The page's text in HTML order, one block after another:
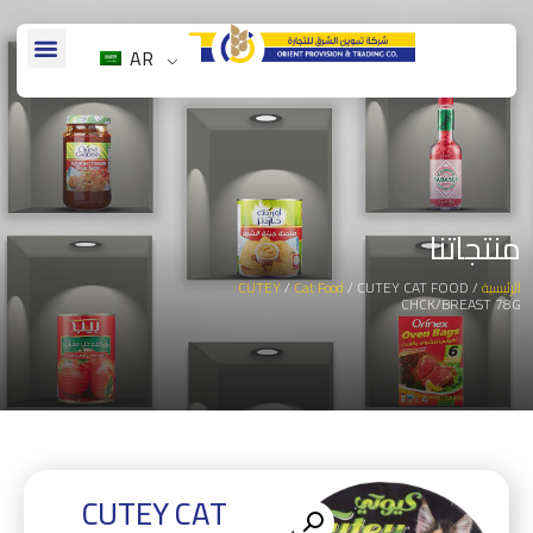
AR
منتجاتنا
الرئيسية/
CUTEY/Cat Food/ CUTEY CAT FOOD
CHCK/BREAST 78G
CUTEY CAT